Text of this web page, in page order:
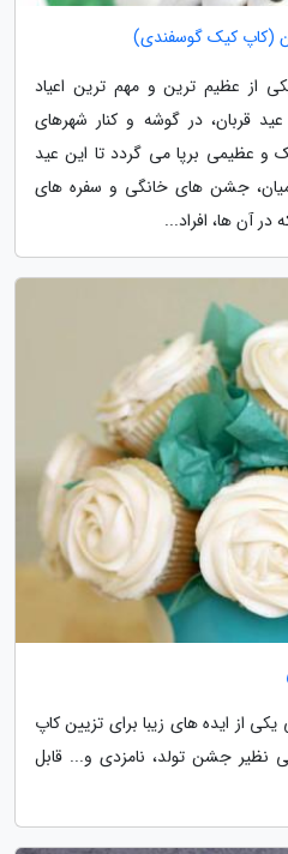
(کاپ کیک گوسفندی)
از عظیم ترین و مهم ترین اعیاد
قربان، در گوشه و کنار شهرهای
برپا می گردد تا این عید
میان، جشن های خانگی و سفره های
آن ها، افراد...
از ایده های زیبا برای تزیین کاپ
نظیر جشن تولد، نامزدی و... قابل